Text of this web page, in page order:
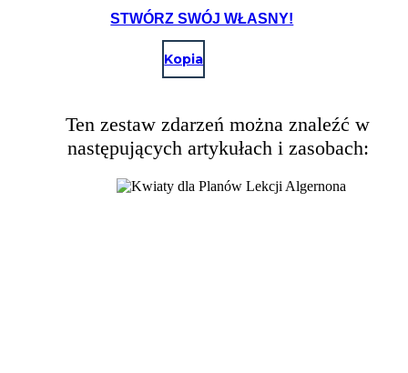
KWIATY
STWÓRZ SWÓJ WŁASNY!
Kopia
Ten zestaw zdarzeń można znaleźć w
następujących artykułach i zasobach: